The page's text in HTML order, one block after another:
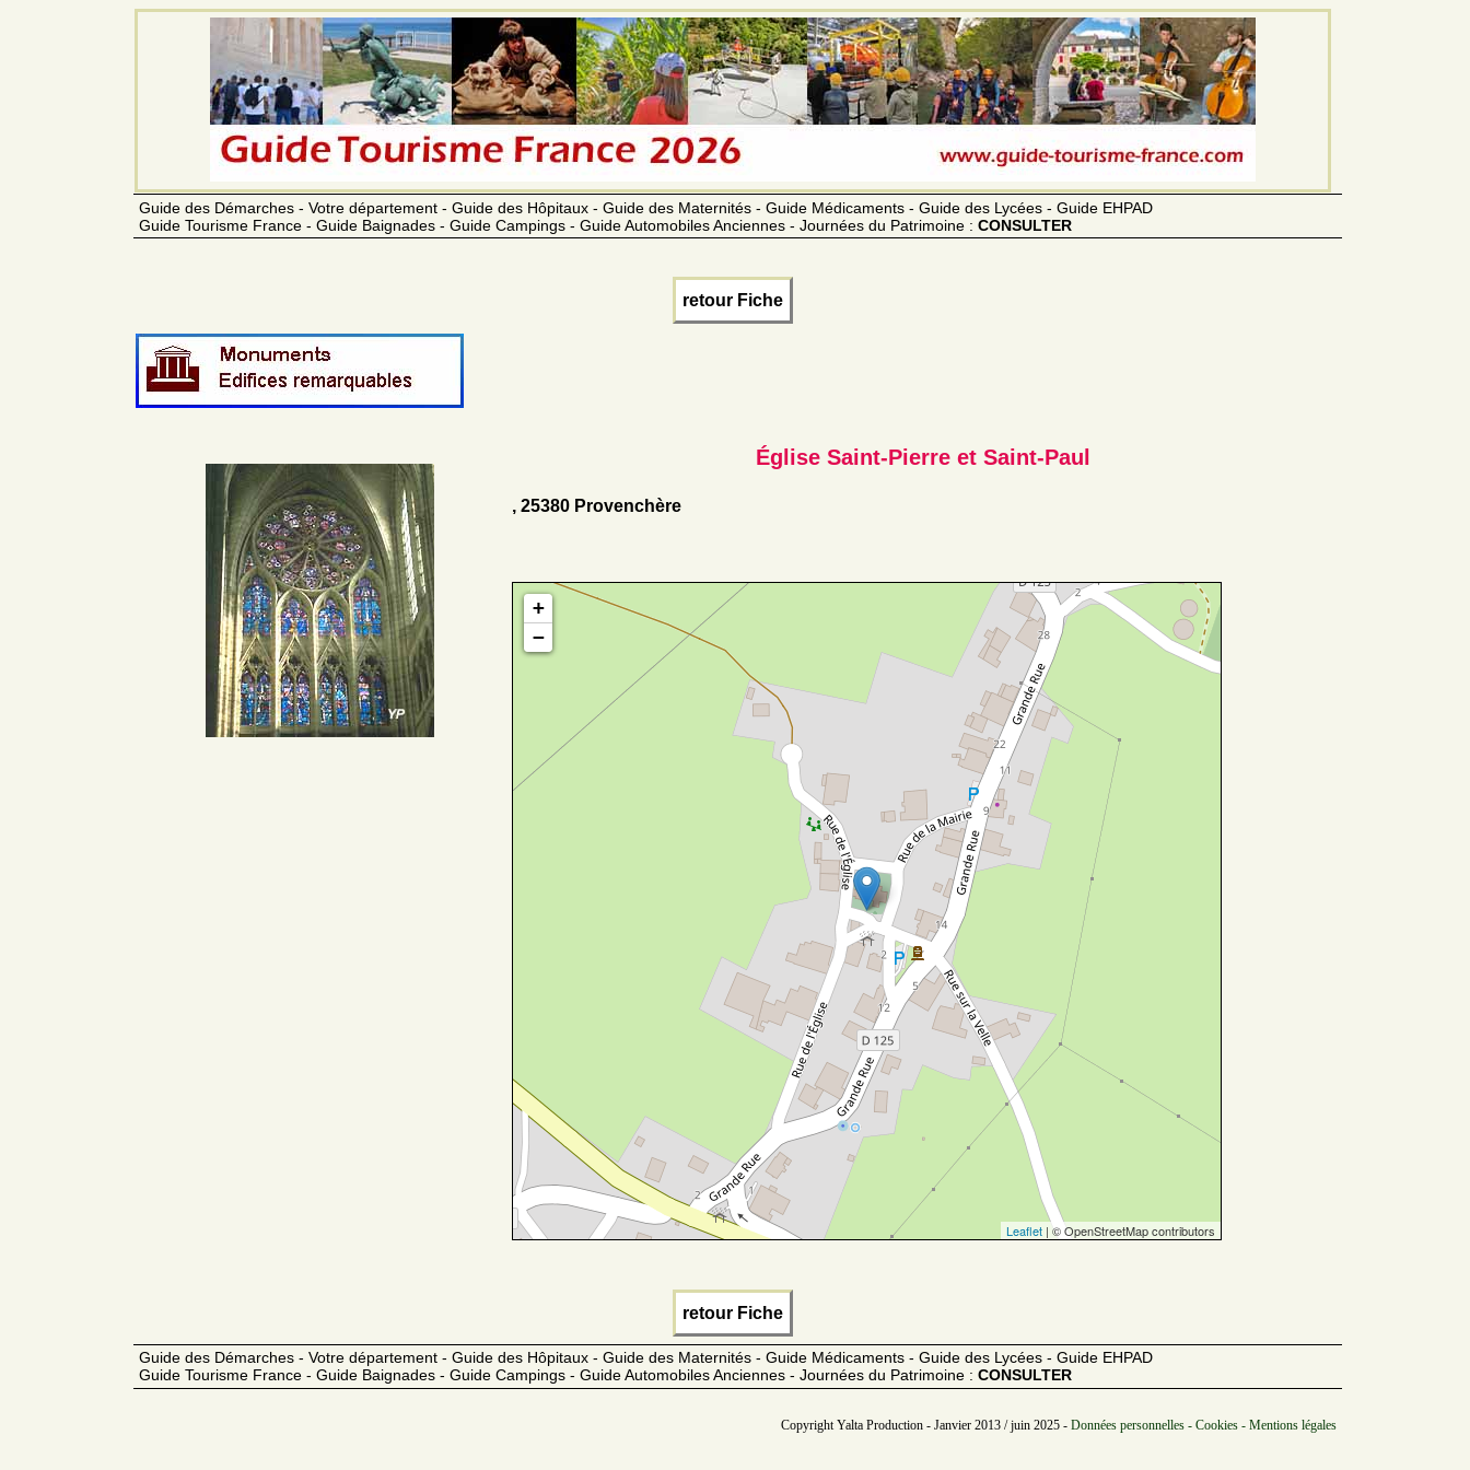
Guide des Démarches - Votre département - Guide des Hôpitaux - Guide des Maternités - Guide Médicaments - Guide des Lycées - Guide EHPAD
Guide Tourisme France - Guide Baignades - Guide Campings - Guide Automobiles Anciennes - Journées du Patrimoine : CONSULTER
retour Fiche
Église Saint-Pierre et Saint-Paul
, 25380 Provenchère
+
−
Leaflet| © OpenStreetMap contributors
retour Fiche
Guide des Démarches - Votre département - Guide des Hôpitaux - Guide des Maternités - Guide Médicaments - Guide des Lycées - Guide EHPAD
Guide Tourisme France - Guide Baignades - Guide Campings - Guide Automobiles Anciennes - Journées du Patrimoine : CONSULTER
Copyright Yalta Production - Janvier 2013 / juin 2025 - Données personnelles - Cookies - Mentions légales